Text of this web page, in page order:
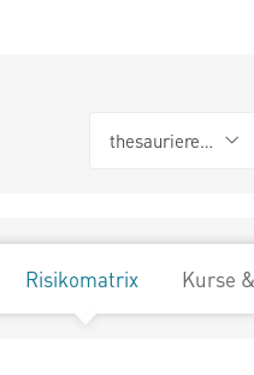
thesaurierend
Risikomatrix Kurse